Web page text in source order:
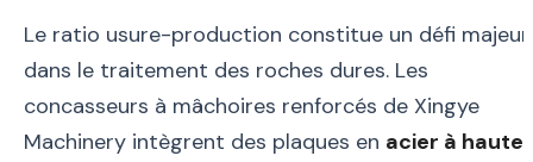
Le ratio usure-production constitue un défi majeur
dans le traitement des roches dures. Les
concasseurs à mâchoires renforcés de Xingye
Machinery intègrent des plaques en acier à haute